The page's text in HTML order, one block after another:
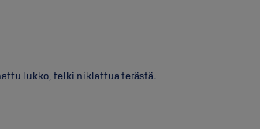
lukko, telki niklattua terästä.